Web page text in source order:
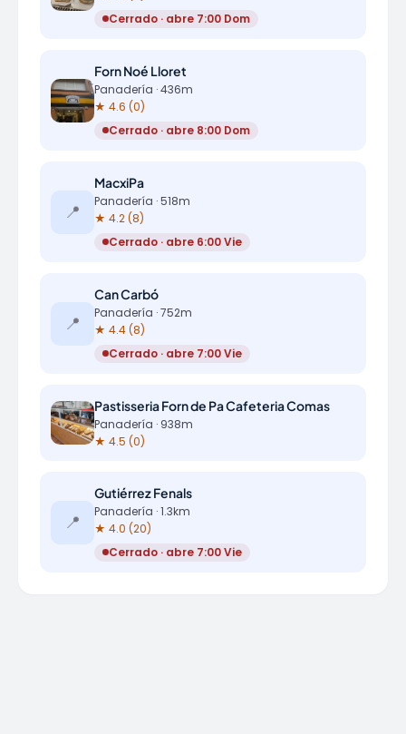
Cerrado · abre 7:00 Dom
Forn Noé Lloret
Panadería · 436m
★ 4.6 (0)
Cerrado · abre 8:00 Dom
📍
MacxiPa
Panadería · 518m
★ 4.2 (8)
Cerrado · abre 6:00 Vie
📍
Can Carbó
Panadería · 752m
★ 4.4 (8)
Cerrado · abre 7:00 Vie
Pastisseria Forn de Pa Cafeteria Comas
Panadería · 938m
★ 4.5 (0)
📍
Gutiérrez Fenals
Panadería · 1.3km
★ 4.0 (20)
Cerrado · abre 7:00 Vie